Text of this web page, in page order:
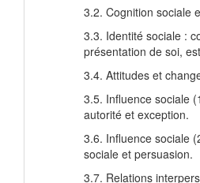
3.2. Cognition sociale
3.3. Identité sociale :
présentation de soi,
3.4. Attitudes et
3.5. Influence sociale
autorité et exception.
3.6. Influence sociale
sociale et persuasion.
3.7. Relations